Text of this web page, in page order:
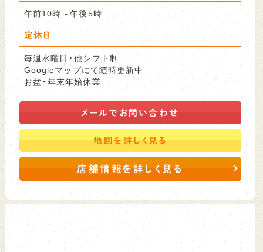
午前10時～午後5時
定休日
毎週水曜日・他シフト制
Googleマップにて随時更新中
お盆・年末年始休業
メールで お問い合わせ
地図を詳しく見る
店舗情報を詳しく見る